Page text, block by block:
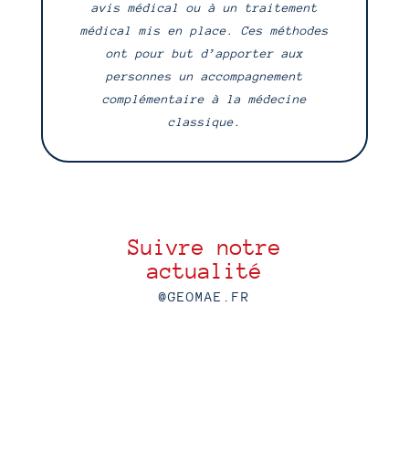
avis médical ou à un traitement
médical mis en place. Ces méthodes
ont pour but d’apporter aux
personnes un accompagnement
complémentaire à la médecine
classique.
Suivre notre
actualité
@GEOMAE.FR